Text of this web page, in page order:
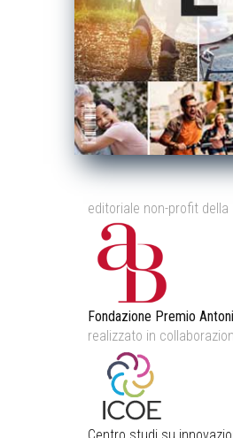
editoriale non-profit della
Fondazione Premio
realizzato in